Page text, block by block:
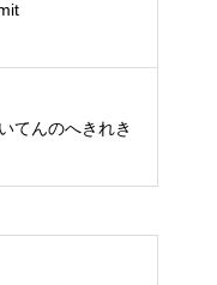
てんのへきれき